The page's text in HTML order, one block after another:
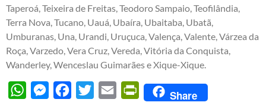
Taperoá, Teixeira de Freitas, Teodoro Sampaio, Teofilândia,
Terra Nova, Tucano, Uauá, Ubaíra, Ubaitaba, Ubatã,
Umburanas, Una, Urandi, Uruçuca, Valença, Valente, Várzea da
Roça, Varzedo, Vera Cruz, Vereda, Vitória da Conquista,
Wanderley, Wenceslau Guimarães e Xique-Xique.
WhatsAppMessengerFacebook
Twitter Email PrintFriendly
Share